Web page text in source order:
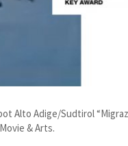
Alto Adige/Sudtirol
& Arts.